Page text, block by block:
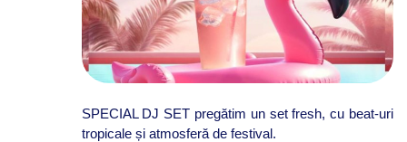
SPECIAL DJ SET pregătim un set fresh, cu beat-uri
tropicale și atmosferă de festival.